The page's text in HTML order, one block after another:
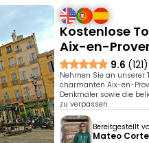
Kostenlose
Aix-en-
9.6 (121)
Nehmen Sie an unserer
charmanten Aix-en-
Denkmäler sowie die
zu verpassen.
Bereitgestellt
Mateo